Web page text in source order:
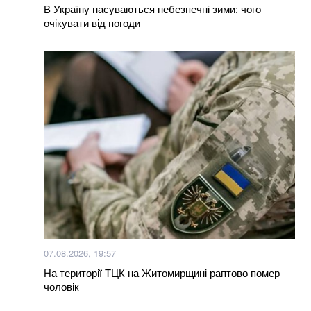
В Україну насуваються небезпечні зими: чого
очікувати від погоди
07.08.2026, 19:57
На території ТЦК на Житомирщині раптово помер
чоловік